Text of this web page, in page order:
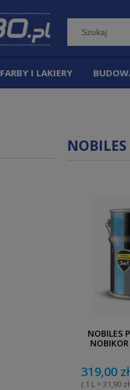
FARBY I LAKIERY
NOBILES
NOBILES
319,00 zł
( 1 L = 31,90